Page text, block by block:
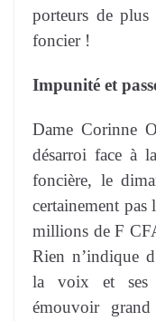
porteurs de plus
foncier !
Impunité et
Dame Corinne
désarroi face à
foncière, le
certainement
millions de F
Rien n’indique
la voix et ses
émouvoir